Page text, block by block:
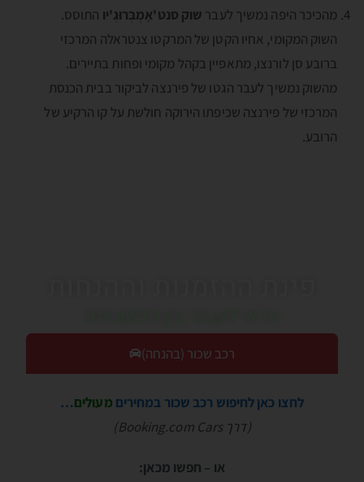
מהכיכר היפה נמשיך לעבר שוק סנט'אָמְבְּרוּגְ'יו התוסס.
השוק המקומי, אחיו הקטן של המרקטו צנטראלה המרכזי
ברובע סן לורנצו, מתאפיין בקהל מקומי ופחות בתיירים.
מהשוק נמשיך לעבר הגטו של פירנצה לביקור בבית הכנסת
המרכזי של פירנצה שכיפתו הירוקה חולשת על קו הרקיע של
הרובע.
רכב שכור (בהנחה)
לחצו כאן לחיפוש רכב שכור במחירים מעולים…
(דרך Booking.com Cars)
או – חפשו מכאן: